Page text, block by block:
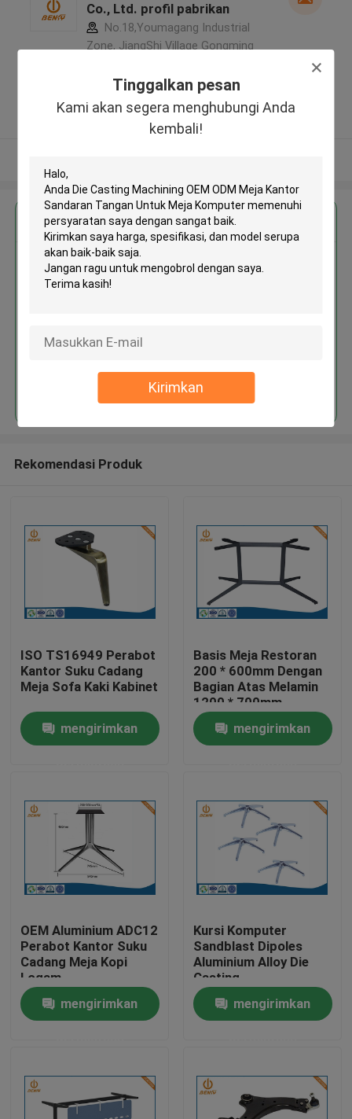
Tinggalkan pesan
Kami akan segera menghubungi Anda
kembali!
Kirimkan
Rumah
Produk
Wisata pabrik
Kontrol kualitas
Berita
Pengecoran aluminium die
Bagian Mesin CNC
Co., Ltd. profil pabrikan
No.18,Youmagang Industrial
Zone, JiangShi Village Gongming
City, China ,Cina
Diverifikasi pemasok
Dapatkan Harga Terbaik untuk
Die Casting Machining OEM ODM
Terus
Rekomendasi Produk
ISO TS16949 Perabot
Kantor Suku Cadang
Meja Sofa Kaki Kabinet
mengirimkan
Basis Meja Restoran
200 * 600mm Dengan
Bagian Atas Melamin
1200 * 700mm
mengirimkan
OEM Aluminium ADC12
Perabot Kantor Suku
Cadang Meja Kopi
Logam
mengirimkan
Kursi Komputer
Sandblast Dipoles
Aluminium Alloy Die
Casting
mengirimkan